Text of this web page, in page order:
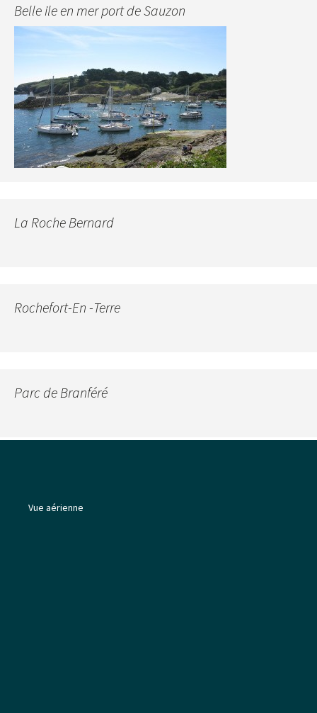
Belle ile en mer port de Sauzon
La Roche Bernard
Rochefort-En -Terre
Parc de Branféré
Vue aérienne